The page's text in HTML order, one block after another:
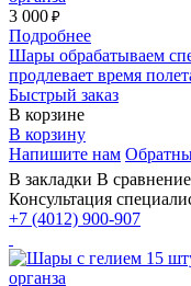
3 000 ₽
Подробнее
Шары обрабатываем
продлевает время
Быстрый заказ
В корзине
В корзину
Напишите нам
В закладки В сравнение
Консультация
+7 (4012) 900-907